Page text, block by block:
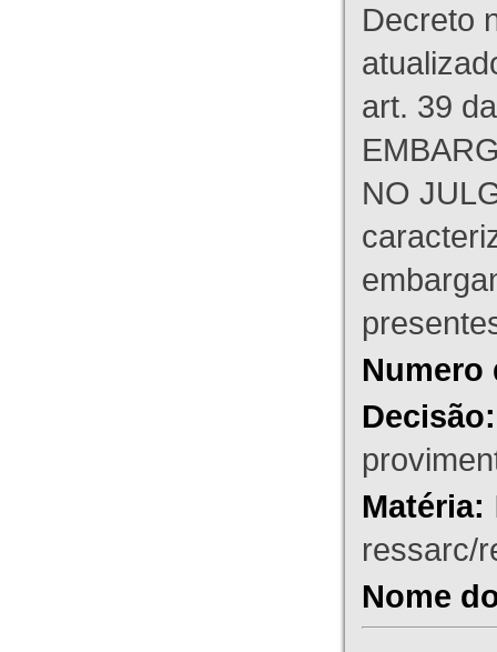
Decreto
art. 39
NO
Numero
Decisão:
Matéria:
ressarc/
Nome